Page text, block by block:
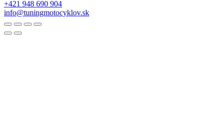
+421 948 690 904
info@tuningmotocyklov.sk